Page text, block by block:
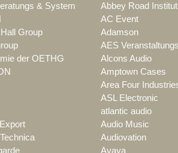
& System
Abbey Road
AC Event
Group Adamson
AES
der OETHG Alcons Audio
Amptown Cases
Area Four
ASL Electronic
atlantic audio
Audio Music
Audiovation
Avaya